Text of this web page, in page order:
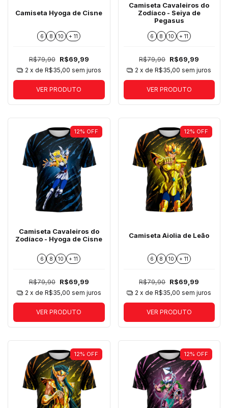
Camiseta Hyoga de Cisne
6 8 10 + 11
R$79,90 R$69,99
2 x de R$35,00 sem juros
VER PRODUTO
Camiseta Cavaleiros do
Zodíaco - Seiya de
Pegasus
6 8 10 + 11
R$79,90 R$69,99
2 x deR$35,00 sem juros
VER PRODUTO
12% OFF
Camiseta Cavaleiros do
Zodíaco - Hyoga de Cisne
6 8 10 + 11
R$79,90 R$69,99
2 x de R$35,00 sem juros
VER PRODUTO
12% OFF
Camiseta Aiolia de Leão
6 8 10 + 11
R$79,90 R$69,99
2 x deR$35,00 sem juros
VER PRODUTO
12% OFF 12% OFF